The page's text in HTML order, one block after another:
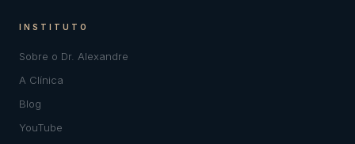
INSTITUTO
Sobre o Dr. Alexandre
A Clínica
Blog
YouTube